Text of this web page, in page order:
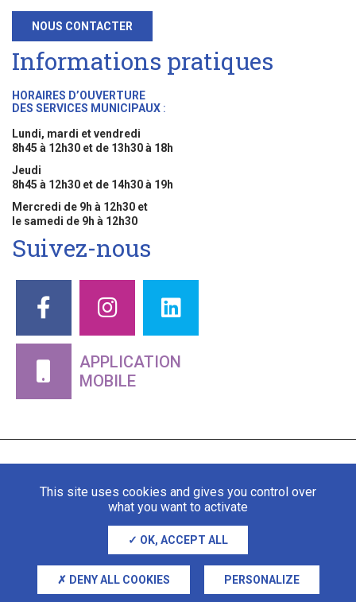
NOUS CONTACTER
Informations pratiques
HORAIRES D’OUVERTURE
DES SERVICES MUNICIPAUX :
Lundi, mardi et vendredi
8h45 à 12h30 et de 13h30 à 18h
Jeudi
8h45 à 12h30 et de 14h30 à 19h
Mercredi de 9h à 12h30 et
le samedi de 9h à 12h30
Suivez-nous
APPLICATION
MOBILE
Mentions légales Gestion des cookies
Adipso, agence web et mobile à
This site uses cookies and gives you control over
what you want to activate
OK, ACCEPT ALL
DENY ALL COOKIES PERSONALIZE